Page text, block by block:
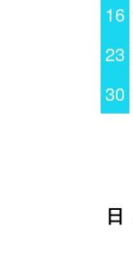
16
23
30
日